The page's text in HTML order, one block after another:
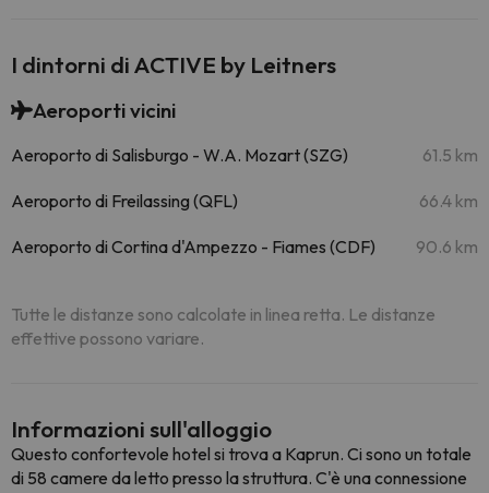
I dintorni di ACTIVE by Leitners
Aeroporti vicini
Aeroporto di Salisburgo - W.A. Mozart (SZG) 61.5 km
Aeroporto di Freilassing (QFL) 66.4 km
Aeroporto di Cortina d'Ampezzo - Fiames (CDF) 90.6 km
Tutte le distanze sono calcolate in linea retta. Le distanze
effettive possono variare.
Informazioni sull'alloggio
Questo confortevole hotel si trova a Kaprun. Ci sono un totale
di 58 camere da letto presso la struttura. C'è una connessione